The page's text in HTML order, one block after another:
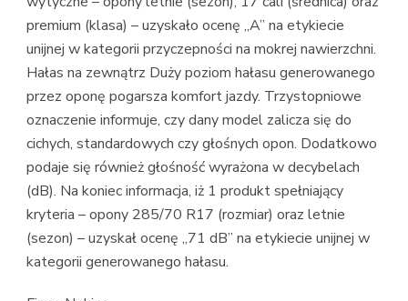
premium (klasa) – uzyskało ocenę „A” na etykiecie
unijnej w kategorii przyczepności na mokrej nawierzchni.
Hałas na zewnątrz Duży poziom hałasu generowanego
przez oponę pogarsza komfort jazdy. Trzystopniowe
oznaczenie informuje, czy dany model zalicza się do
cichych, standardowych czy głośnych opon. Dodatkowo
podaje się również głośność wyrażona w decybelach
(dB). Na koniec informacja, iż 1 produkt spełniający
kryteria – opony 285/70 R17 (rozmiar) oraz letnie
(sezon) – uzyskał ocenę „71 dB” na etykiecie unijnej w
kategorii generowanego hałasu.